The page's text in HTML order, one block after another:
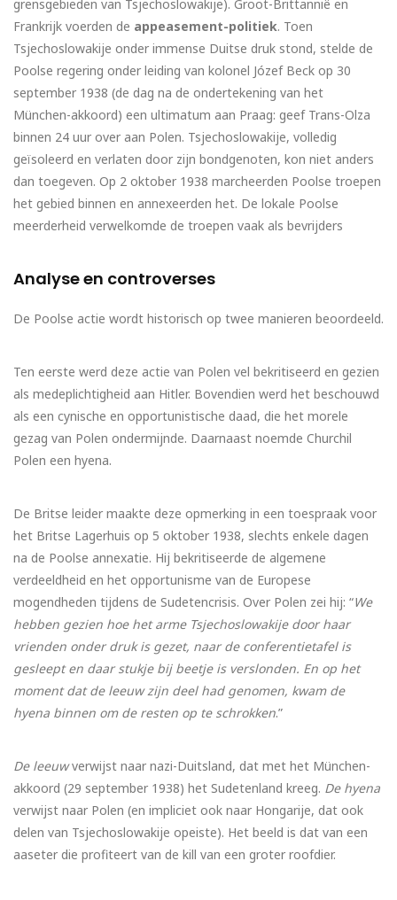
grensgebieden van Tsjechoslowakije). Groot-Brittannië en
Frankrijk voerden de appeasement-politiek. Toen
Tsjechoslowakije onder immense Duitse druk stond, stelde de
Poolse regering onder leiding van kolonel Józef Beck op 30
september 1938 (de dag na de ondertekening van het
München-akkoord) een ultimatum aan Praag: geef Trans-Olza
binnen 24 uur over aan Polen. Tsjechoslowakije, volledig
geïsoleerd en verlaten door zijn bondgenoten, kon niet anders
dan toegeven. Op 2 oktober 1938 marcheerden Poolse troepen
het gebied binnen en annexeerden het. De lokale Poolse
meerderheid verwelkomde de troepen vaak als bevrijders
Analyse en controverses
De Poolse actie wordt historisch op twee manieren beoordeeld.
Ten eerste werd deze actie van Polen vel bekritiseerd en gezien
als medeplichtigheid aan Hitler. Bovendien werd het beschouwd
als een cynische en opportunistische daad, die het morele
gezag van Polen ondermijnde. Daarnaast noemde Churchil
Polen een hyena.
De Britse leider maakte deze opmerking in een toespraak voor
het Britse Lagerhuis op 5 oktober 1938, slechts enkele dagen
na de Poolse annexatie. Hij bekritiseerde de algemene
verdeeldheid en het opportunisme van de Europese
mogendheden tijdens de Sudetencrisis. Over Polen zei hij: “We
hebben gezien hoe het arme Tsjechoslowakije door haar
vrienden onder druk is gezet, naar de conferentietafel is
gesleept en daar stukje bij beetje is verslonden. En op het
moment dat de leeuw zijn deel had genomen, kwam de
hyena binnen om de resten op te schrokken.”
De leeuwverwijst naar nazi-Duitsland, dat met het München-
akkoord (29 september 1938) het Sudetenland kreeg. De hyena
verwijst naar Polen (en impliciet ook naar Hongarije, dat ook
delen van Tsjechoslowakije opeiste). Het beeld is dat van een
aaseter die profiteert van de kill van een groter roofdier.